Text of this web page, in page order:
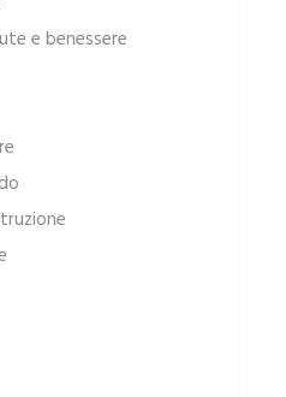
e benessere